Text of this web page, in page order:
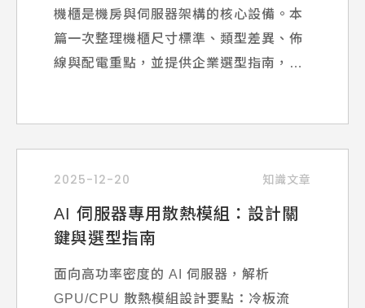
機櫃是機房與伺服器架構的核心設備。本
篇一次整理機櫃尺寸標準、類型差異、佈
線與配電重點，並提供企業選型指南，協
2025-12-20 知識文章
AI 伺服器專用散熱模組：設計關
鍵與選型指南
面向高功率密度的 AI 伺服器，解析
GPU/CPU 散熱模組設計要點：冷板流